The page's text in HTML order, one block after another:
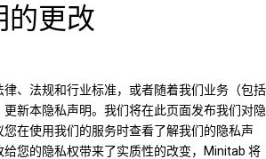
的更改
、法规和行业标准，或者随着我们业务（包括
新本隐私声明。我们将在此页面发布我们对隐
在使用我们的服务时查看了解我们的隐私声
给您的隐私权带来了实质性的改变，Minitab 将